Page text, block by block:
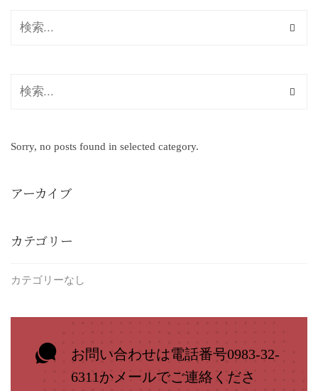
Sorry, no posts found in selected category.
アーカイブ
カテゴリー
カテゴリーなし
お問い合わせは電話番号0983-32-
6311かメールでご連絡くださ